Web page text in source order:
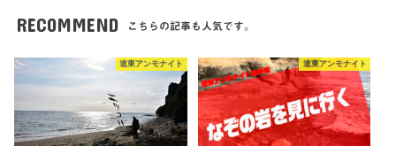
RECOMMEND こちらの記事も人気です。
道東アンモナイト 道東アンモナイト